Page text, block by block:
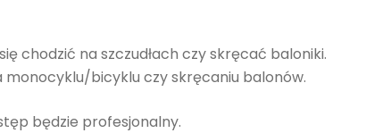
chodzić na szczudłach czy skręcać baloniki.
monocyklu/bicyklu czy skręcaniu balonów.
będzie profesjonalny.